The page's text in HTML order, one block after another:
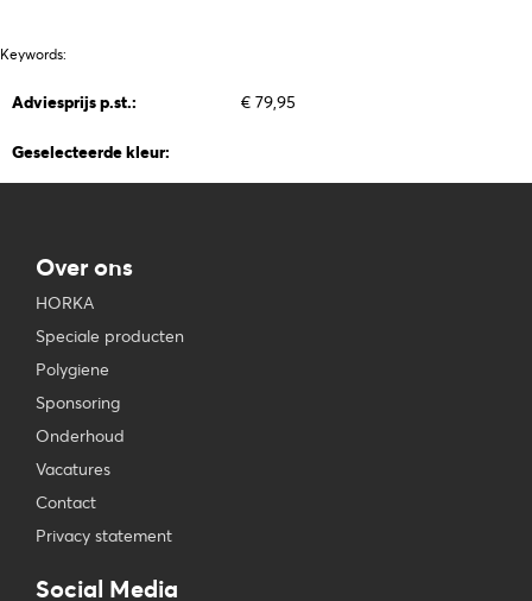
Keywords:
Adviesprijs p.st.: € 79,95
Geselecteerde kleur:
Over ons
HORKA
Speciale producten
Polygiene
Sponsoring
Onderhoud
Vacatures
Contact
Privacy statement
Social Media